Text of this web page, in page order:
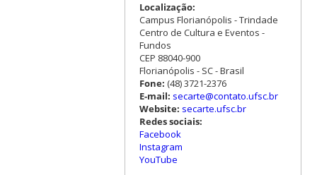
Localização:
Campus Florianópolis - Trindade
Centro de Cultura e Eventos -
Fundos
CEP 88040-900
Florianópolis - SC - Brasil
Fone: (48) 3721-2376
E-mail: secarte@contato.ufsc.br
Website: secarte.ufsc.br
Redes sociais:
Facebook
Instagram
YouTube